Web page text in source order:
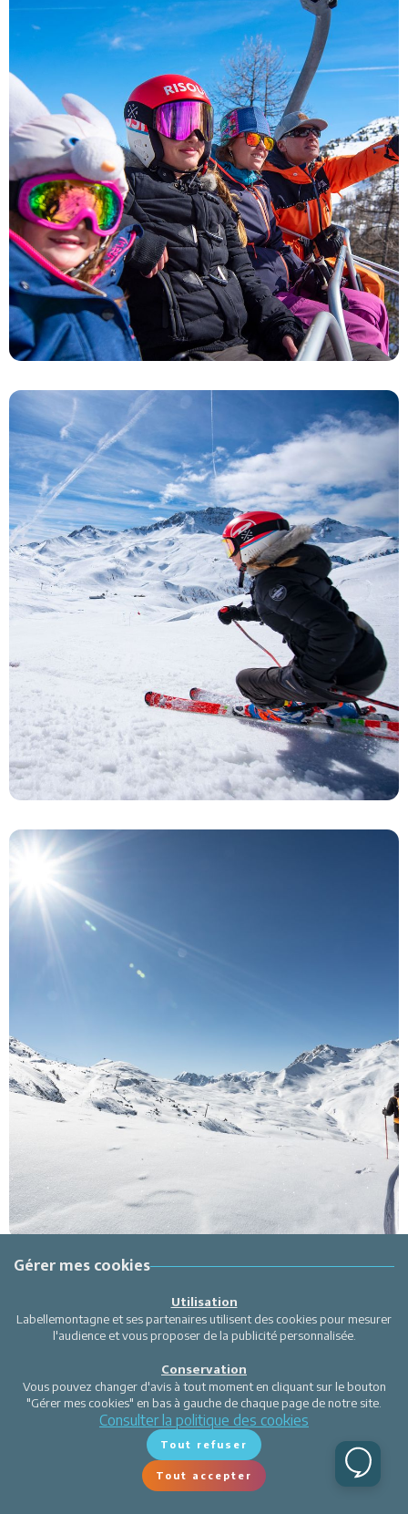
Gérer mes cookies
Utilisation
Labellemontagne et ses partenaires utilisent des cookies pour mesurer
l'audience et vous proposer de la publicité personnalisée.
Conservation
Vous pouvez changer d'avis à tout moment en cliquant sur le bouton
"Gérer mes cookies" en bas à gauche de chaque page de notre site.
Consulter la politique des cookies
Tout refuser
Tout accepter